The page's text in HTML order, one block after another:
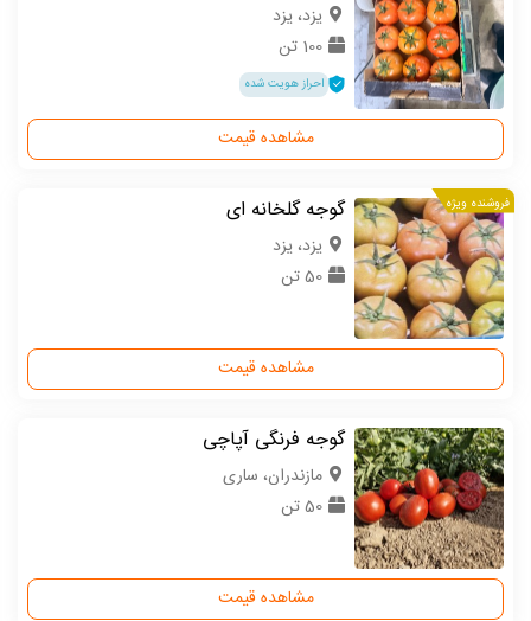
یزد، یزد
100 تن
احراز هویت شده
مشاهده قیمت
فروشنده ویژه گوجه گلخانه ای
یزد، یزد
50 تن
مشاهده قیمت
گوجه فرنگی آپاچی
مازندران، ساری
50 تن
مشاهده قیمت